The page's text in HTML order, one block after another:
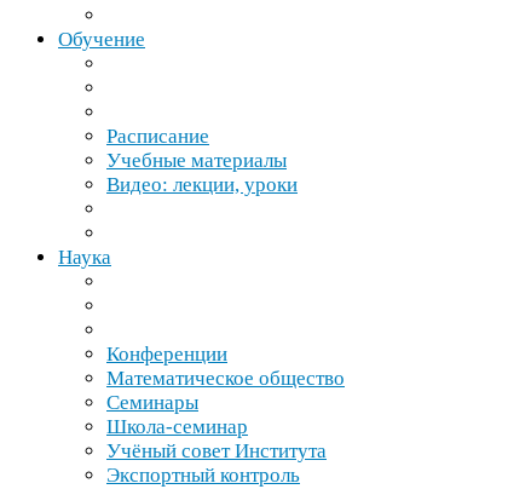
Обучение
Расписание
Учебные материалы
Видео: лекции, уроки
Наука
Конференции
Математическое общество
Семинары
Школа-​семинар
Учёный совет Института
Экспортный контроль